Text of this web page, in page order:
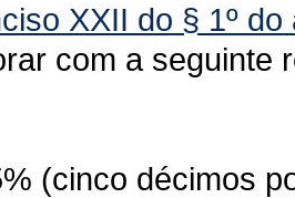
XXII do § 1º
com a seguinte
(cinco décimos